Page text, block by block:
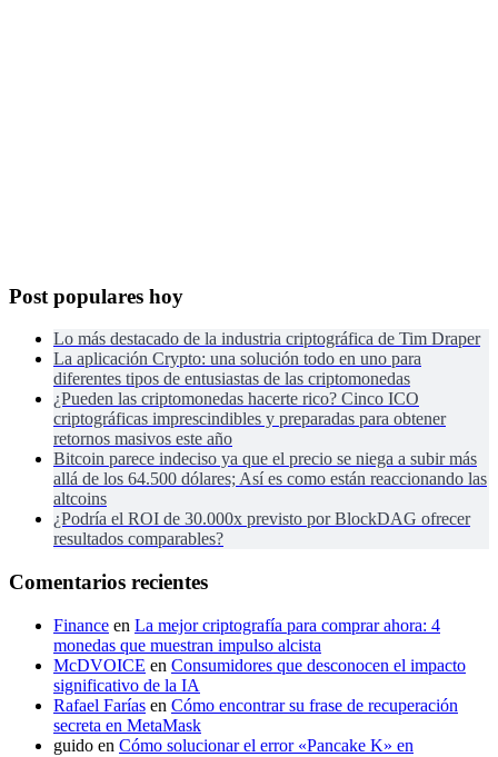
Post populares hoy
Lo más destacado de la industria criptográfica de Tim Draper
La aplicación Crypto: una solución todo en uno para
diferentes tipos de entusiastas de las criptomonedas
¿Pueden las criptomonedas hacerte rico? Cinco ICO
criptográficas imprescindibles y preparadas para obtener
retornos masivos este año
Bitcoin parece indeciso ya que el precio se niega a subir más
allá de los 64.500 dólares; Así es como están reaccionando las
altcoins
¿Podría el ROI de 30.000x previsto por BlockDAG ofrecer
resultados comparables?
Comentarios recientes
Finance en La mejor criptografía para comprar ahora: 4
monedas que muestran impulso alcista
McDVOICE en Consumidores que desconocen el impacto
significativo de la IA
Rafael Farías en Cómo encontrar su frase de recuperación
secreta en MetaMask
guido en Cómo solucionar el error «Pancake K» en